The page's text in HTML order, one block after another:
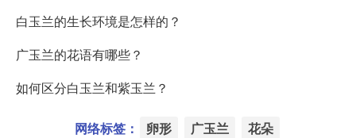
白玉兰的生长环境是怎样的？
广玉兰的花语有哪些？
如何区分白玉兰和紫玉兰？
网络标签： 卵形 广玉兰 花朵